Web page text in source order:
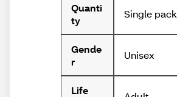
Quanti
ty
Single pack
Gende
r
Unisex
Life